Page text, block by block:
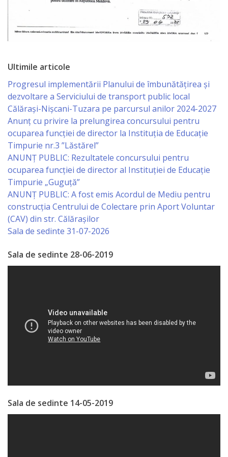
Atragere
Investiţiilor
Serviciul
de
Colectare
a
Impozitelor
şi
Taxelor
Locale
Serviciul
Juridic
Reglementarea
Serviciul
Relaţii
Ultimile articole
Progresul implementării Planului de îmbunătățirea și
dezvoltare a Serviciului de transport public local
Călărași-Nișcani-Tuzara pe parcursul anilor 2024-2027
Anunț cu privire la prelungirea concursului pentru
ocuparea funcţiei de director la Instituția de Educație
Timpurie nr.3 ”Lăstărel”
ANUNȚ PUBLIC: Rezultatele concursului pentru
ocuparea funcției de director al Instituției de Educație
Timpurie „Guguță”
ANUNȚ PUBLIC: A fost emis Acordul de Mediu pentru
construcția Centrului de Colectare prin Aport Voluntar
(CAV) din str. Călărașilor
Sala de sedinte 31-07-2026
Sala de sedinte 28-06-2019
Sala de sedinte 14-05-2019